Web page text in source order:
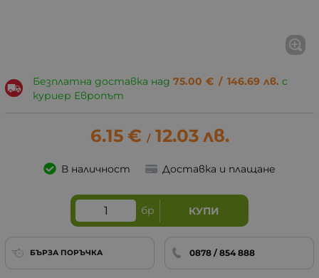
Безплатна доставка над 75.00 € / 146.69 лв. с
куриер Европът
6.15 € / 12.03 лв.
В наличност Доставка и плащане
бр КУПИ
БЪРЗА ПОРЪЧКА 0878 / 854 888